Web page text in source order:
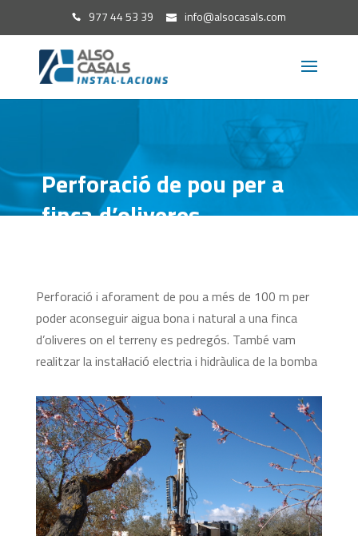
977 44 53 39 info@alsocasals.com
Perforació de pou per a
finca d’oliveres
Perforació i aforament de pou a més de 100 m per
poder aconseguir aigua bona i natural a una finca
d’oliveres on el terreny es pedregós. També vam
realitzar la instal·lació electria i hidràulica de la bomba